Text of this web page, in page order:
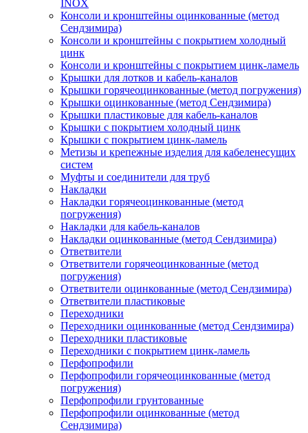
INOX
Консоли и кронштейны оцинкованные (метод
Сендзимира)
Консоли и кронштейны с покрытием холодный
цинк
Консоли и кронштейны с покрытием цинк-ламель
Крышки для лотков и кабель-каналов
Крышки горячеоцинкованные (метод погружения)
Крышки оцинкованные (метод Сендзимира)
Крышки пластиковые для кабель-каналов
Крышки с покрытием холодный цинк
Крышки с покрытием цинк-ламель
Метизы и крепежные изделия для кабеленесущих
систем
Муфты и соединители для труб
Накладки
Накладки горячеоцинкованные (метод
погружения)
Накладки для кабель-каналов
Накладки оцинкованные (метод Сендзимира)
Ответвители
Ответвители горячеоцинкованные (метод
погружения)
Ответвители оцинкованные (метод Сендзимира)
Ответвители пластиковые
Переходники
Переходники оцинкованные (метод Сендзимира)
Переходники пластиковые
Переходники с покрытием цинк-ламель
Перфопрофили
Перфопрофили горячеоцинкованные (метод
погружения)
Перфопрофили грунтованные
Перфопрофили оцинкованные (метод
Сендзимира)